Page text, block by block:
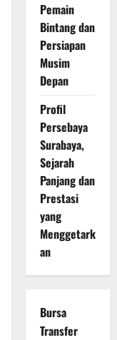
Pemain
Bintang dan
Persiapan
Musim
Depan
Profil
Persebaya
Surabaya,
Sejarah
Panjang dan
Prestasi
yang
Menggetark
an
Bursa
Transfer